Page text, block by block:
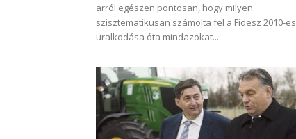
arról egészen pontosan, hogy milyen
szisztematikusan számolta fel a Fidesz 2010-es
uralkodása óta mindazokat...